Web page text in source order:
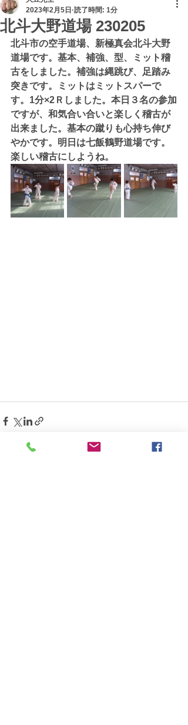
北斗大野道場 230205
2023年2月5日 読了時間: 1分
北斗市の空手道場、新極真会北斗大野
道場です。基本、補強、型、ミット稽
古をしました。補強は縄跳び、足踏み
突きです。ミットはミットスパーで
す。1分×2Ｒしました。本日３名の参加
ですが、和気合い合いと楽しく稽古が
出来ました。基本の蹴りも心持ち伸び
やかです。明日は七飯鶴野道場です。
楽しい稽古にしようね。